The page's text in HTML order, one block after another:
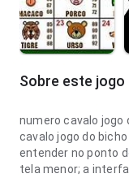
Sobre este jogo
numero cavalo jogo
cavalo jogo do
entender no ponto
tela menor; a